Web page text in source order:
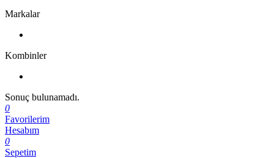
Markalar
Kombinler
Sonuç bulunamadı.
0
Favorilerim
Hesabım
0
Sepetim